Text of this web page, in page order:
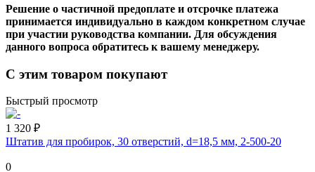
Решение о частичной предоплате и отсрочке платежа
принимается индивидуально в каждом конкретном случае
при участии руководства компании. Для обсуждения
данного вопроса обратитесь к вашему менеджеру.
С этим товаром покупают
Быстрый просмотр
1 320 ₽
Штатив для пробирок, 30 отверстий, d=18,5 мм, 2-500-20
0